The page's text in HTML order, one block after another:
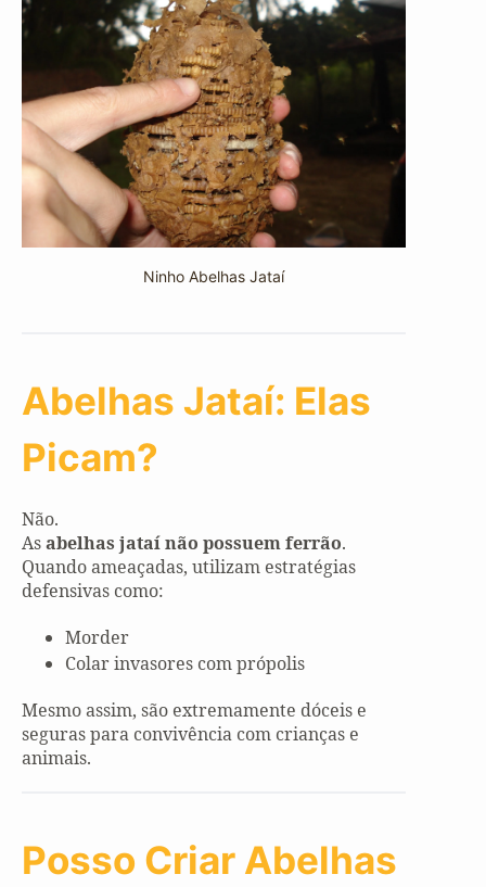
Ninho Abelhas Jataí
Abelhas Jataí: Elas
Picam?
Não.
Asabelhas jataí não possuem ferrão.
Quando ameaçadas, utilizam estratégias
defensivas como:
Morder
Colar invasores com própolis
Mesmo assim, são extremamente dóceis e
seguras para convivência com crianças e
animais.
Posso Criar Abelhas